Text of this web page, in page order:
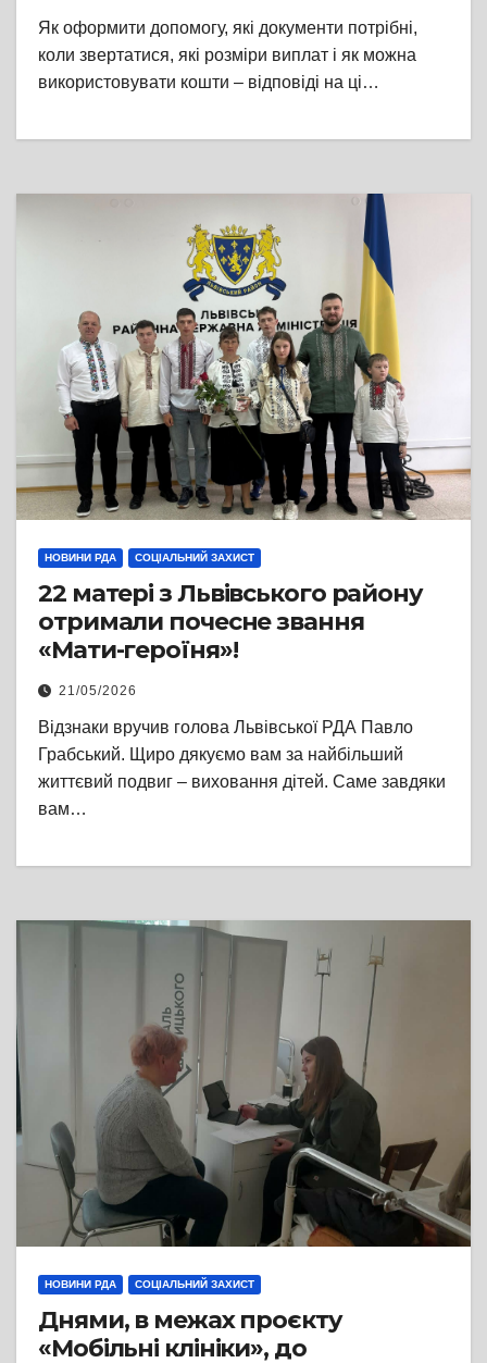
Як оформити допомогу, які документи потрібні,
коли звертатися, які розміри виплат і як можна
використовувати кошти – відповіді на ці…
НОВИНИ РДА СОЦІАЛЬНИЙ ЗАХИСТ
22 матері з Львівського району
отримали почесне звання
«Мати-героїня»!
21/05/2026
Відзнаки вручив голова Львівської РДА Павло
Грабський. Щиро дякуємо вам за найбільший
життєвий подвиг – виховання дітей. Саме завдяки
вам…
НОВИНИ РДА СОЦІАЛЬНИЙ ЗАХИСТ
Днями, в межах проєкту
«Мобільні клініки», до